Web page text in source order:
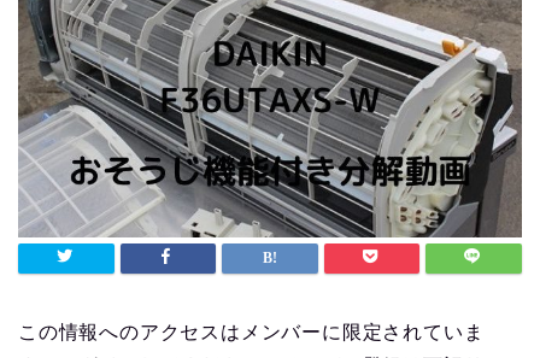
この情報へのアクセスはメンバーに限定されていま